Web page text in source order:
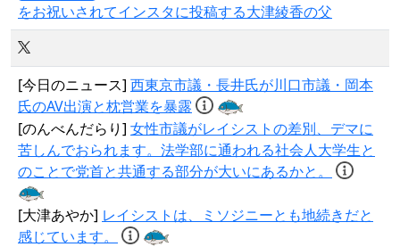
をお祝いされてインスタに投稿する大津綾香の父
[今日のニュース] 西東京市議・長井氏が川口市議・岡本
氏のAV出演と枕営業を暴露
[のんべんだらり] 女性市議がレイシストの差別、デマに
苦しんでおられます。法学部に通われる社会人大学生と
のことで党首と共通する部分が大いにあるかと。
[大津あやか] レイシストは、ミソジニーとも地続きだと
感じています。